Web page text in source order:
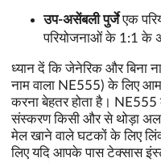
उप-असेंबली पुर्जेएक
परियोजनाओं के 1:1 के
ध्यान दें कि जेनेरिक और बिना
नाम वाला NE555) के लिए
करना बेहतर होता है।
संस्करण किसी और से थोड़ा
मेल खाने वाले घटकों के लिए
लिए यदि आपके पास टेक्सास